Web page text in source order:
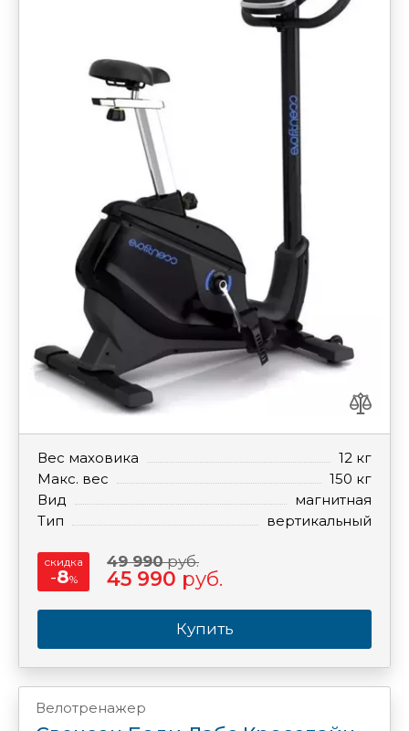
Вес маховика
12 кг
Макс. вес
150 кг
Вид
магнитная
Тип
вертикальный
скидка
-8%
49 990руб.
45 990 руб.
Купить
Велотренажер